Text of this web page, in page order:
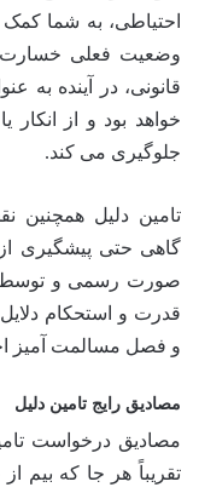
احتیاطی، به شما کمک
وضعیت فعلی خسارت
قانونی، در آینده به
خواهد بود و از
جلوگیری می کند.
تامین دلیل
گاهی حتی پیشگیری
صورت رسمی و توسط
قدرت و استحکام
و فصل مسالمت آمیز
مصادیق رایج تامین دلیل
مصادیق درخواست
تقریباً هر جا که بیم